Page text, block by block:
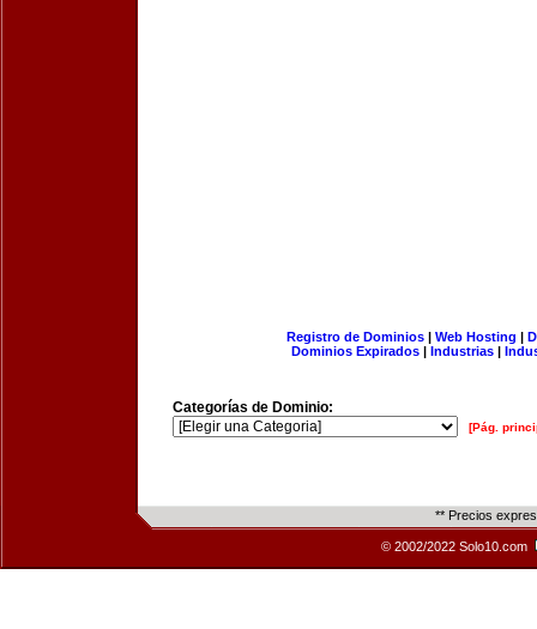
Registro de Dominios| Web Hosting |
Dominios Expirados | Industrias |
Categorías de Dominio:
[Pág.
** Precios
© 2002/2022 Solo10.com